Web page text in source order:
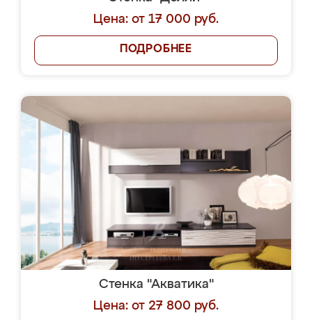
Цена: от 17 000 руб.
ПОДРОБНЕЕ
Стенка "Акватика"
Цена: от 27 800 руб.